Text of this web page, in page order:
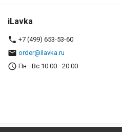
iLavka
+7 (499) 653-53-60
order@ilavka.ru
Пн—Вс 10:00—20:00